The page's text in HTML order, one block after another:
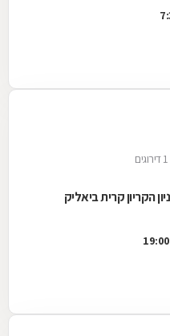
1 דירוגים